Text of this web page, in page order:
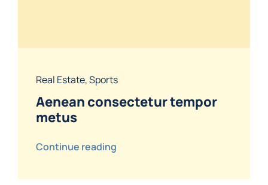
Real Estate,Sports
Aenean consectetur tempor
metus
Continue reading